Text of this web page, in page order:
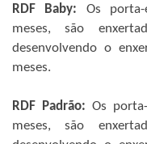
RDF Baby: Os porta-
meses, são
desenvolvendo o
meses.
RDF Padrão: Os
meses, são